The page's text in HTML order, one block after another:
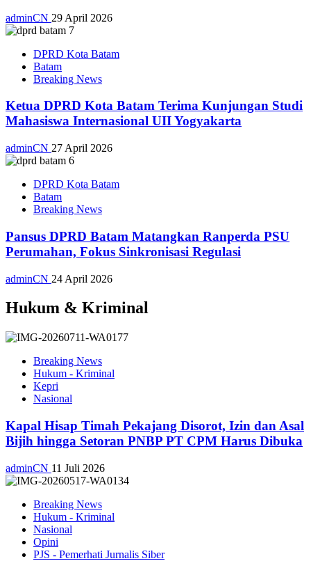
adminCN 29 April 2026
DPRD Kota Batam
Batam
Breaking News
Ketua DPRD Kota Batam Terima Kunjungan Studi
Mahasiswa Internasional UII Yogyakarta
adminCN 27 April 2026
DPRD Kota Batam
Batam
Breaking News
Pansus DPRD Batam Matangkan Ranperda PSU
Perumahan, Fokus Sinkronisasi Regulasi
adminCN 24 April 2026
Hukum & Kriminal
Breaking News
Hukum - Kriminal
Kepri
Nasional
Kapal Hisap Timah Pekajang Disorot, Izin dan Asal
Bijih hingga Setoran PNBP PT CPM Harus Dibuka
adminCN 11 Juli 2026
Breaking News
Hukum - Kriminal
Nasional
Opini
PJS - Pemerhati Jurnalis Siber